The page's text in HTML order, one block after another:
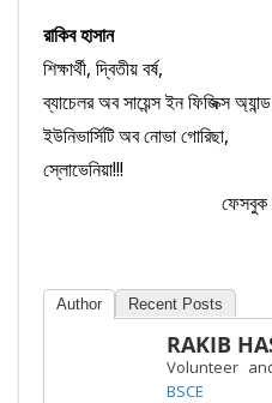
রাকিব হাসান
শিক্ষার্থী, দ্বিতীয় বর্ষ,
ব্যাচেলর অব সায়েন্স ইন ফিজিক্স
ইউনিভার্সিটি অব নোভা গোরিছা,
স্লোভেনিয়া!!!
ফেসবুক
Author Recent Posts
RAKIB
Volunteer
BSCE